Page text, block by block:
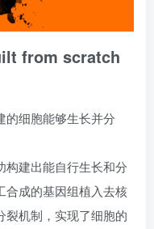
from scratch
的细胞能够生长并分
构建出能自行生长和分
合成的基因组植入去核
裂机制，实现了细胞的